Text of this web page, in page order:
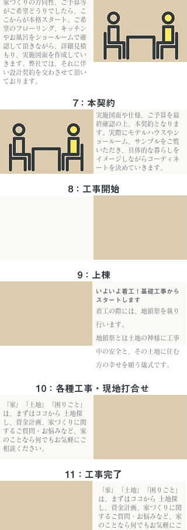
​家づくりの方向性、ご予算等
がご希望どうりでしたら、こ
こからが本格スタート。ご希
望のフローリング、キッチン
やお風呂をショールームで確
認して頂きながら、詳細見積
もり、実施図面を作成してい
きます。弊社では、それに伴
い設計契約を交わさせて頂い
ております。
7：本契約
実施図面や仕様、ご予算を最
終確認の上、本契約となりま
す。実際にモデルハウスやシ
ョールーム、サンプルをご覧
いただき、具体的な暮らしを
イメージしながらコーディネ
ートを決めていきます。
8：工事開始
9：上棟
いよいよ着工！基礎工事から
スタートします
着工の際には、地鎮祭を執り
行います。
地鎮祭とは土地の神様に工事
中の安全と、その土地に住む
方の幸せを願う儀式です。
10：各種工事・現地打合せ
「家」「土地」「困りごと」
は、まずはココから 土地探
し、資金計画、家づくりに関
するご質問・お悩みなど、家
のことなら何でもお気軽にご
相談ください。
11：工事完了
「家」「土地」「困りごと」
は、まずはココから 土地探
し、資金計画、家づくりに関
するご質問・お悩みなど、家
のことなら何でもお気軽にご
「家」「土地」「困りごと」
は、まずはココから 土地探
し、資金計画、家づくりに関
するご質問・お悩みなど、家
のことなら何でもお気軽にご